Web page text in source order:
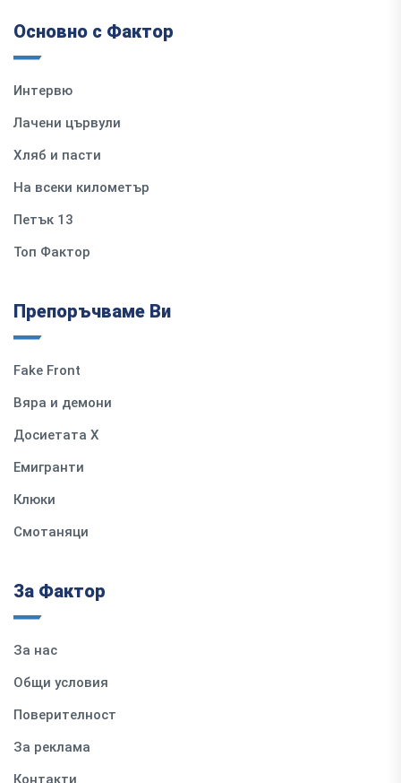
Основно с Фактор
Интервю
Лачени цървули
Хляб и пасти
На всеки километър
Петък 13
Топ Фактор
Препоръчваме Ви
Fake Front
Вяра и демони
Досиетата Х
Емигранти
Клюки
Смотаняци
За Фактор
За нас
Общи условия
Поверителност
За реклама
Контакти